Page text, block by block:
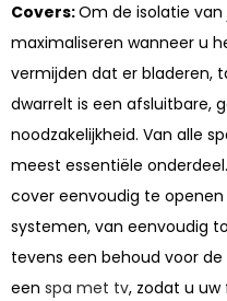
Covers:Om de isolatie
maximaliseren wanneer u
vermijden dat er bladeren,
dwarrelt is een afsluitbare,
noodzakelijkheid. Van alle
meest essentiële onderdeel.
cover eenvoudig te
systemen, van eenvoudig
tevens een behoud voor de
een spa met tv, zodat u uw